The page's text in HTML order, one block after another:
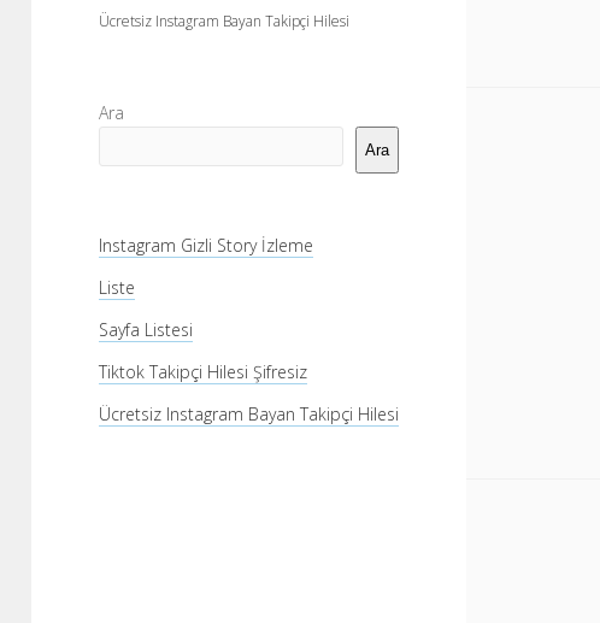
Ücretsiz Instagram Bayan Takipçi Hilesi
Yan
Menü
Ara
Ara
Instagram Gizli Story İzleme
Liste
Sayfa Listesi
Tiktok Takipçi Hilesi Şifresiz
Ücretsiz Instagram Bayan Takipçi Hilesi